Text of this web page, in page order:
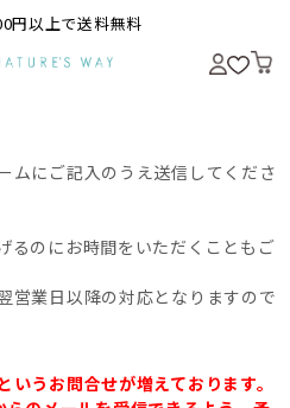
円以上で送料無料
ムにご記入のうえ送信してくださ
るのにお時間をいただくこともご
営業日以降の対応となりますので
うお問合せが増えております。